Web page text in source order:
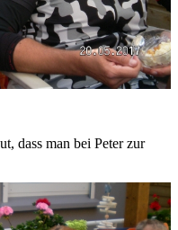
dass man bei Peter zur